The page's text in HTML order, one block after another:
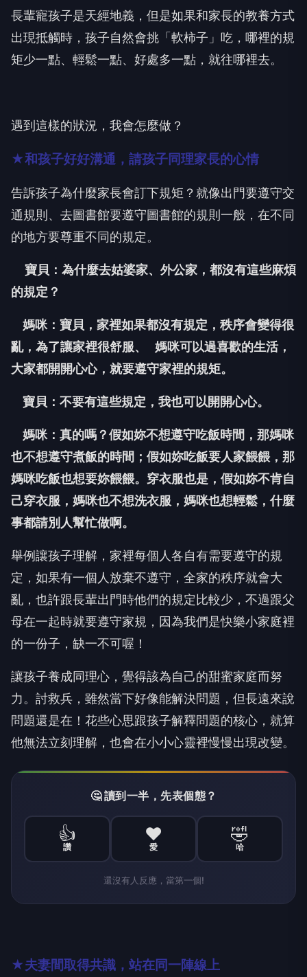
長輩寵孩子是天經地義，但是如果和家長的教養方式
出現抵觸時，孩子自然會挑「軟柿子」吃，哪裡的規
矩少一點、輕鬆一點、好處多一點，就往哪裡去。
遇到這樣的狀況，我會怎麼做？
★和孩子好好溝通，請孩子同理家長的心情
告訴孩子為什麼家長會訂下規矩？就像出門要遵守交
通規則、去圖書館要遵守圖書館的規則一般，在不同
的地方要尊重不同的規定。
寶貝：為什麼去姑婆家、外公家，都沒有這些麻煩
的規定？
媽咪：寶貝，家裡如果都沒有規定，秩序會變得很
亂，為了讓家裡很舒服、 媽咪可以過喜歡的生活，
大家都開開心心，就要遵守家裡的規矩。
寶貝：不要有這些規定，我也可以開開心心。
媽咪：真的嗎？假如妳不想遵守吃飯時間，那媽咪
也不想遵守煮飯的時間；假如妳吃飯要人家餵餵，那
媽咪吃飯也想要妳餵餵。穿衣服也是，假如妳不肯自
己穿衣服，媽咪也不想洗衣服，媽咪也想輕鬆，什麼
事都請別人幫忙做啊。
舉例讓孩子理解，家裡每個人各自有需要遵守的規
定，如果有一個人放棄不遵守，全家的秩序就會大
亂，也許跟長輩出門時他們的規定比較少，不過跟父
母在一起時就要遵守家規，因為我們是快樂小家庭裡
的一份子，缺一不可喔！
讓孩子養成同理心，覺得該為自己的甜蜜家庭而努
力。討救兵，雖然當下好像能解決問題，但長遠來說
問題還是在！花些心思跟孩子解釋問題的核心，就算
他無法立刻理解，也會在小小心靈裡慢慢出現改變。
🤔 讀到一半，先表個態？
👍
讚
❤️
愛
🤣
哈
還沒有人反應，當第一個!
★夫妻間取得共識，站在同一陣線上